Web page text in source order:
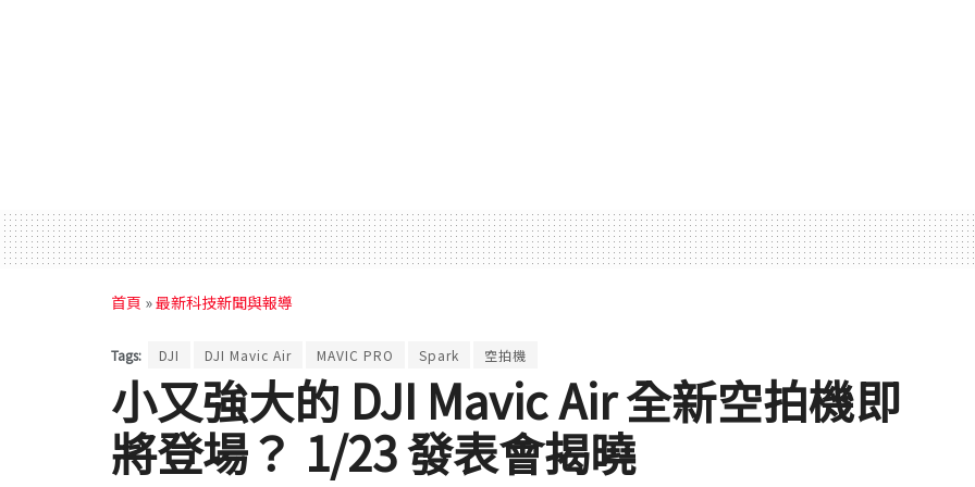
首頁 »最新科技新聞與報導
Tags: DJI DJI Mavic Air MAVIC PRO Spark 空拍機
小又強大的 DJI Mavic Air 全新空拍機即
將登場？ 1/23 發表會揭曉